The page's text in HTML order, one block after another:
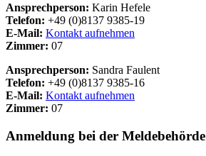
Ansprechperson: Karin Hefele
Telefon: +49 (0)8137 9385-19
E-Mail: Kontakt aufnehmen
Zimmer: 07
Ansprechperson: Sandra Faulent
Telefon: +49 (0)8137 9385-16
E-Mail: Kontakt aufnehmen
Zimmer: 07
Anmeldung bei der Meldebehörde